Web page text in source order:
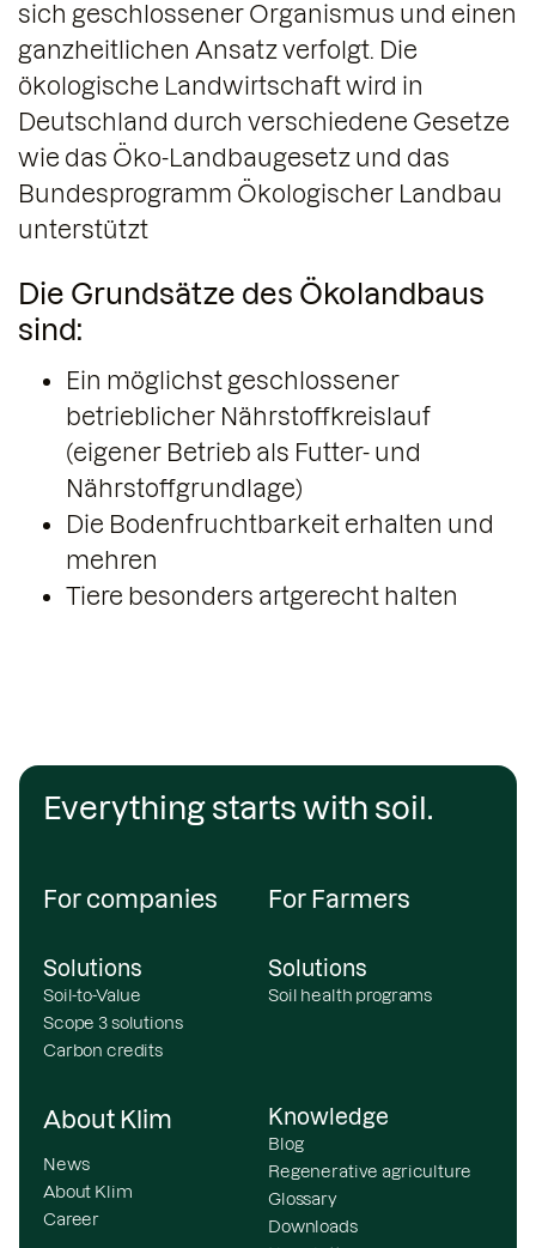
sich geschlossener Organismus und einen
ganzheitlichen Ansatz verfolgt. Die
ökologische Landwirtschaft wird in
Deutschland durch verschiedene Gesetze
wie das Öko-Landbaugesetz und das
Bundesprogramm Ökologischer Landbau
unterstützt
Die Grundsätze des Ökolandbaus
sind:
Ein möglichst geschlossener
betrieblicher Nährstoffkreislauf
(eigener Betrieb als Futter- und
Nährstoffgrundlage)
Die Bodenfruchtbarkeit erhalten und
mehren
Tiere besonders artgerecht halten
Everything starts with soil.
For companies
Solutions
Soil-to-Value
Scope 3 solutions
Carbon credits
For Farmers
Solutions
Soil health programs
About Klim
News
About Klim
Career
Knowledge
Blog
Regenerative agriculture
Glossary
Downloads